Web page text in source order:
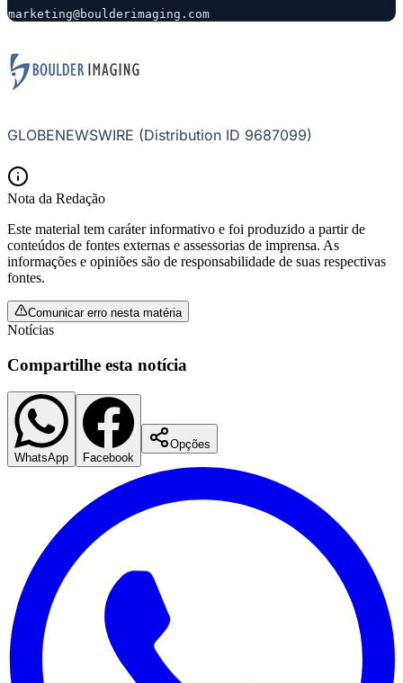
Flamengo
marketing@boulderimaging.com
GLOBENEWSWIRE (Distribution ID 9687099)
Nota da Redação
Este material tem caráter informativo e foi produzido a partir de
conteúdos de fontes externas e assessorias de imprensa. As
informações e opiniões são de responsabilidade de suas respectivas
fontes.
Comunicar erro nesta matéria
Notícias
Compartilhe esta notícia
WhatsApp Facebook
Opções